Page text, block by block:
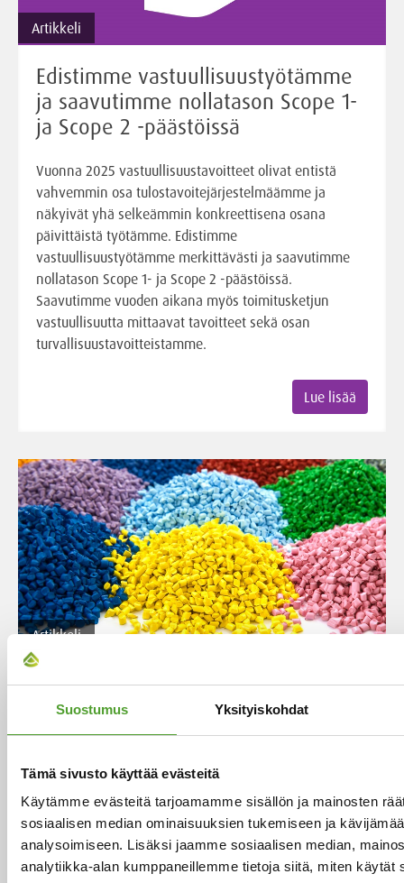
Suostumus Yksityiskohdat
Tämä sivusto käyttää evästeitä
Käytämme evästeitä tarjoamamme sisällön ja mainosten
sosiaalisen median ominaisuuksien tukemiseen ja
analysoimiseen. Lisäksi jaamme sosiaalisen median,
analytiikka-alan kumppaneillemme tietoja siitä, miten käytät
Artikkeli
Edistimme vastuullisuustyötämme
ja saavutimme nollatason Scope 1-
ja Scope 2 -päästöissä
Vuonna 2025 vastuullisuustavoitteet olivat entistä
vahvemmin osa tulostavoitejärjestelmäämme ja
näkyivät yhä selkeämmin konkreettisena osana
päivittäistä työtämme. Edistimme
vastuullisuustyötämme merkittävästi ja saavutimme
nollatason Scope 1- ja Scope 2 -päästöissä.
Saavutimme vuoden aikana myös toimitusketjun
vastuullisuutta mittaavat tavoitteet sekä osan
turvallisuustavoitteistamme.
Lue lisää
Artikkeli
Algol Chemicals ja Buratec
yhdistävät voimansa
liiketoiminnan. Yrityskauppa, josta osapuolet sopivat
3.10.2025 on saatu päätökseen 17.11.2025. Algol
Chemicals vahvistaa näin ollen asemaansa
merkittävästi muovien väri- ja lisäaineiden,
kompaundien ja raaka-aineiden markkinoilla